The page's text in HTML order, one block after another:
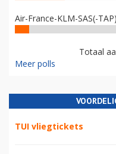
Air-France-KLM-SAS(-TAP)
Totaal
Meer polls
TUI vliegtickets